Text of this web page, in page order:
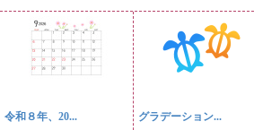
令和８年、20... グラデーション...